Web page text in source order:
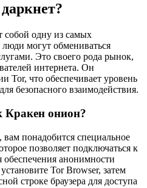
собой одну из самых
могут обмениваться
Это своего рода рынок,
интернета. Он
Tor, что обеспечивает уровень
безопасного взаимодействия.
Кракен онион?
понадобится специальное
позволяет подключаться к
обеспечения анонимности
Tor Browser, затем
строке браузера для доступа